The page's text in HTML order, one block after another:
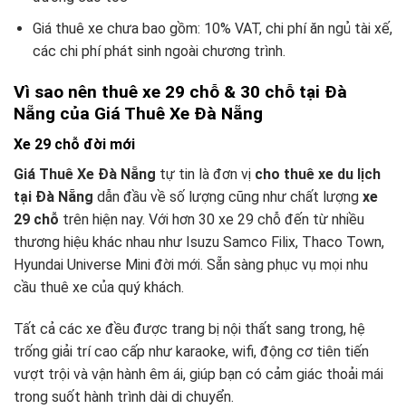
Giá thuê xe chưa bao gồm: 10% VAT, chi phí ăn ngủ tài xế,
các chi phí phát sinh ngoài chương trình.
Vì sao nên thuê xe 29 chỗ & 30 chỗ tại Đà
Nẵng của Giá Thuê Xe Đà Nẵng
Xe 29 chỗ đời mới
Giá Thuê Xe Đà Nẵng tự tin là đơn vị cho thuê xe du lịch
tại Đà Nẵng dẫn đầu về số lượng cũng như chất lượng xe
29 chỗ trên hiện nay. Với hơn 30 xe 29 chỗ đến từ nhiều
thương hiệu khác nhau như Isuzu Samco Filix, Thaco Town,
Hyundai Universe Mini đời mới. Sẵn sàng phục vụ mọi nhu
cầu thuê xe của quý khách.
Tất cả các xe đều được trang bị nội thất sang trong, hệ
trống giải trí cao cấp như karaoke, wifi, động cơ tiên tiến
vượt trội và vận hành êm ái, giúp bạn có cảm giác thoải mái
trong suốt hành trình dài di chuyển.